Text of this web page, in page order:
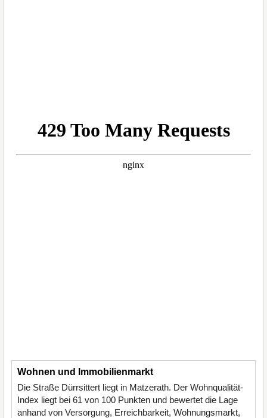
Wohnen und Immobilienmarkt
Die Straße Dürrsittert liegt in Matzerath. Der Wohnqualität-
Index liegt bei 61 von 100 Punkten und bewertet die Lage
anhand von Versorgung, Erreichbarkeit, Wohnungsmarkt,